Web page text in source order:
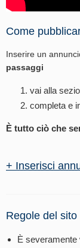
Come
Inserire un
passaggi
vai alla
completa e
È tutto ciò che
+ Inserisci
Regole del sito
È severamente